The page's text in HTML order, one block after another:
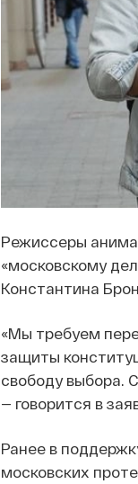
Режиссеры
«московскому
Константина
«Мы требуем
защиты
свободу выбора.
— говорится в
Ранее в
московских